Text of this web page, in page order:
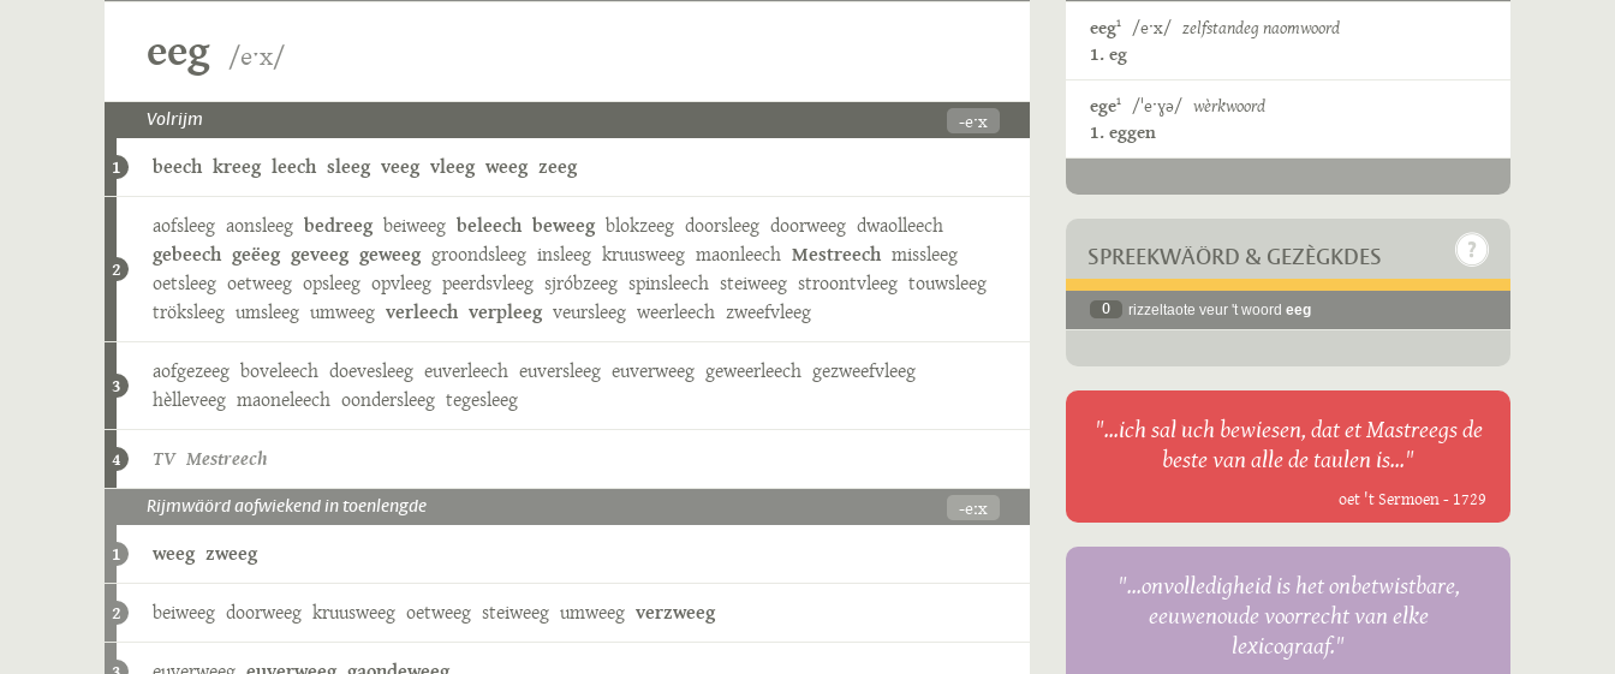
eeg /eˑx/
Volrijm -eˑx
1 beech kreeg leech sleeg veeg vleeg weeg zeeg
2
aofsleeg aonsleeg bedreeg beiweeg beleech beweeg blokzeeg doorsleeg doorweeg dwaolleech
gebeech geëeg geveeg geweeg groondsleeg insleeg kruusweeg maonleech Mestreech missleeg
oetsleeg oetweeg opsleeg opvleeg peerdsvleeg sjróbzeeg spinsleech steiweeg stroontvleeg touwsleeg
tröksleeg umsleeg umweeg verleech verpleeg veursleeg weerleech zweefvleeg
3
aofgezeeg boveleech doevesleeg euverleech euversleeg euverweeg geweerleech gezweefvleeg
hèlleveeg maoneleech oondersleeg tegesleeg
4 TV Mestreech
Rijmwäörd aofwiekend in toenlengde -eːx
1 weeg zweeg
2 beiweeg doorweeg kruusweeg oetweeg steiweeg umweeg verzweeg
eeg1 /eˑx/ zelfstandeg naomwoord
1. eg
ege1 /ˈeˑɣə/ wèrkwoord
1. eggen
SPREEKWÄÖRD & GEZÈGKDES
0 rizzeltaote veur 't woord eeg
"...ich sal uch bewiesen, dat et Mastreegs de
beste van alle de taulen is..."
oet 't Sermoen - 1729
"...onvolledigheid is het onbetwistbare,
eeuwenoude voorrecht van elke
lexicograaf."